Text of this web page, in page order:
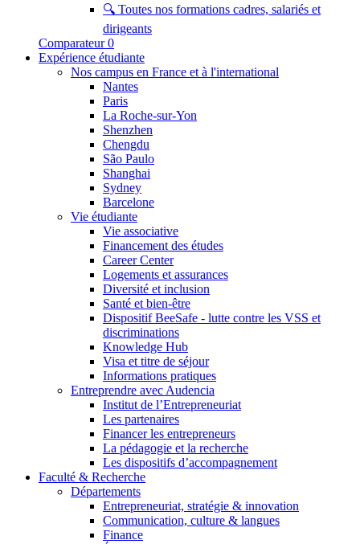
🔍 Toutes nos formations cadres, salariés et
dirigeants
Comparateur 0
Expérience étudiante
Nos campus en France et à l'international
Nantes
Paris
La Roche-sur-Yon
Shenzhen
Chengdu
São Paulo
Shanghai
Sydney
Barcelone
Vie étudiante
Vie associative
Financement des études
Career Center
Logements et assurances
Diversité et inclusion
Santé et bien-être
Dispositif BeeSafe - lutte contre les VSS et
discriminations
Knowledge Hub
Visa et titre de séjour
Informations pratiques
Entreprendre avec Audencia
Institut de l’Entrepreneuriat
Les partenaires
Financer les entrepreneurs
La pédagogie et la recherche
Les dispositifs d’accompagnement
Faculté & Recherche
Départements
Entrepreneuriat, stratégie & innovation
Communication, culture & langues
Finance